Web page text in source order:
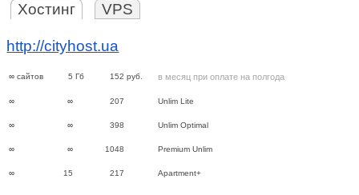
Хостинг VPS
http://cityhost.ua
∞ сайтов 5 Гб 152 руб. в месяц при оплате на полгода
∞ ∞ 207 Unlim Lite
∞ ∞ 398 Unlim Optimal
∞ ∞ 1048 Premium Unlim
∞ 15 217 Apartment+